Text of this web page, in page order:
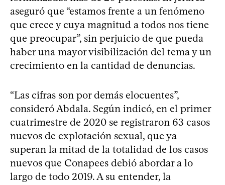
aseguró que “estamos frente a un fenómeno
que crece y cuya magnitud a todos nos tiene
que preocupar”, sin perjuicio de que pueda
haber una mayor visibilización del tema y un
crecimiento en la cantidad de denuncias.
“Las cifras son por demás elocuentes”,
consideró Abdala. Según indicó, en el primer
cuatrimestre de 2020 se registraron 63 casos
nuevos de explotación sexual, que ya
superan la mitad de la totalidad de los casos
nuevos que Conapees debió abordar a lo
largo de todo 2019. A su entender, la